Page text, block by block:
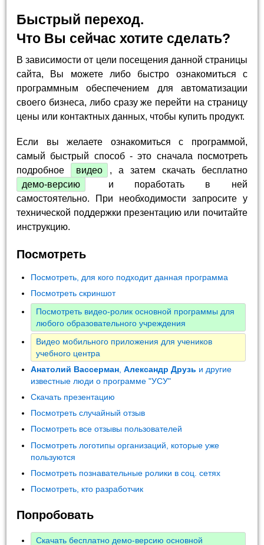
Быстрый переход.
Что Вы сейчас хотите сделать?
В зависимости от цели посещения данной страницы
сайта, Вы можете либо быстро ознакомиться с
программным обеспечением для автоматизации
своего бизнеса, либо сразу же перейти на страницу
цены или контактных данных, чтобы купить продукт.
Если вы желаете ознакомиться с программой,
самый быстрый способ - это сначала посмотреть
подробное
видео
, а затем скачать бесплатно
демо-версию
и поработать в ней
самостоятельно. При необходимости запросите у
технической поддержки презентацию или почитайте
инструкцию.
Посмотреть
Посмотреть, для кого подходит данная программа
Посмотреть скриншот
Посмотреть видео-ролик основной программы для
любого образовательного учреждения
Видео мобильного приложения для учеников
учебного центра
Анатолий Вассерман ,Александр Друзь и другие
известные люди о программе "УСУ"
Скачать презентацию
Посмотреть случайный отзыв
Посмотреть все отзывы пользователей
Посмотреть логотипы организаций, которые уже
пользуются
Посмотреть познавательные ролики в соц. сетях
Посмотреть, кто разработчик
Попробовать
Скачать бесплатно демо-версию основной